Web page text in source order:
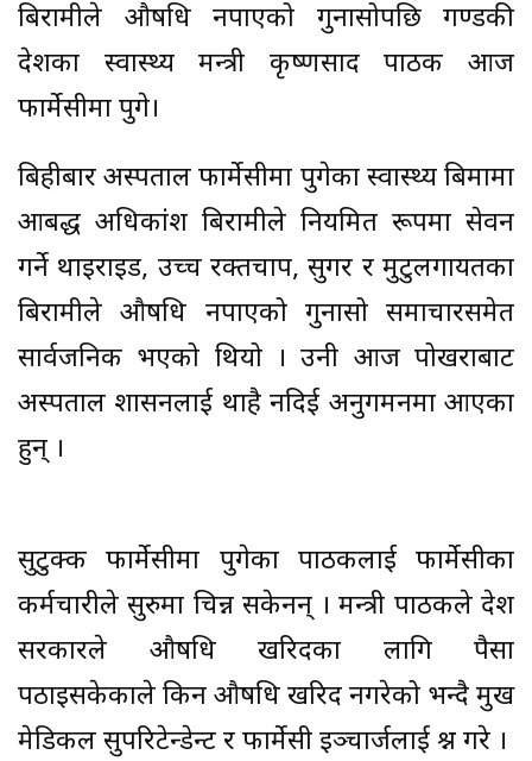
बिरामीले औषधि नपाएको गुनासोपछि गण्डकी
प्रदेशका स्वास्थ्य मन्त्री कृष्णप्रसाद पाठक आज
फार्मेसीमा पुगे।
बिहीबार अस्पताल फार्मेसीमा पुगेका स्वास्थ्य बिमामा
आबद्ध अधिकांश बिरामीले नियमित रूपमा सेवन
गर्ने थाइराइड, उच्च रक्तचाप, सुगर र मुटुलगायतका
बिरामीले औषधि नपाएको गुनासो समाचारसमेत
सार्वजनिक भएको थियो । उनी आज पोखराबाट
अस्पताल प्रशासनलाई थाहै नदिई अनुगमनमा आएका
हुन् ।
सुटुक्क फार्मेसीमा पुगेका पाठकलाई फार्मेसीका
कर्मचारीले सुरुमा चिन्न सकेनन् । मन्त्री पाठकले प्रदेश
सरकारले औषधि खरिदका लागि पैसा
पठाइसकेकाले किन औषधि खरिद नगरेको भन्दै प्रमुख
मेडिकल सुपरिटेन्डेन्ट र फार्मेसी इञ्चार्जलाई प्रश्न गरे ।